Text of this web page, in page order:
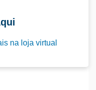
na loja virtual